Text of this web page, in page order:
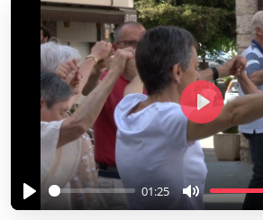
P
01:25
M
P
l
a
y